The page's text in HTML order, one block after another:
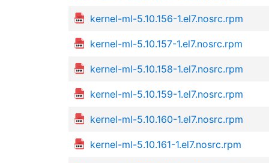
kernel-ml-5.10.156-1.el7.nosrc.rpm
kernel-ml-5.10.157-1.el7.nosrc.rpm
kernel-ml-5.10.158-1.el7.nosrc.rpm
kernel-ml-5.10.159-1.el7.nosrc.rpm
kernel-ml-5.10.160-1.el7.nosrc.rpm
kernel-ml-5.10.161-1.el7.nosrc.rpm